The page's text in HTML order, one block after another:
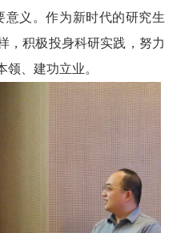
意义。作为新时代的研究生
，积极投身科研实践，努力
、建功立业。